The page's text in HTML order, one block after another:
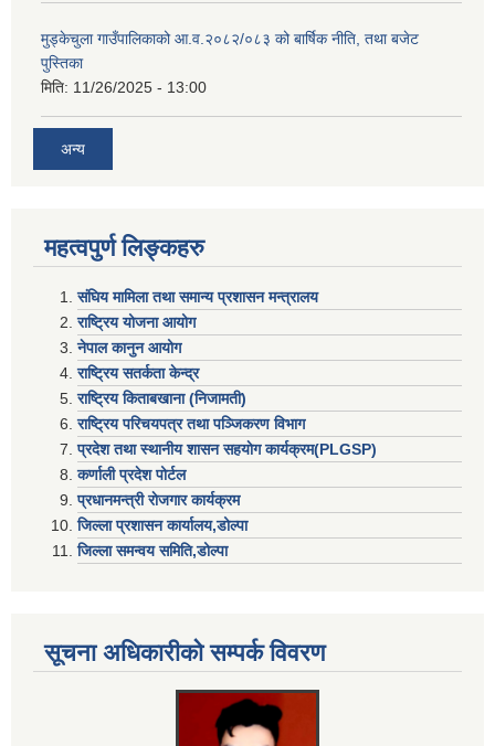
मुड्केचुला गाउँपालिकाको आ.व.२०८२/०८३ को बार्षिक नीति, तथा बजेट
पुस्तिका
मिति: 11/26/2025 - 13:00
अन्य
महत्वपुर्ण लिङ्कहरु
संघिय मामिला तथा समान्य प्रशासन मन्त्रालय
राष्ट्रिय योजना आयोग
नेपाल कानुन आयोग
राष्ट्रिय सतर्कता केन्द्र
राष्ट्रिय किताबखाना (निजामती)
राष्ट्रिय परिचयपत्र तथा पञ्जिकरण विभाग
प्रदेश तथा स्थानीय शासन सहयाेग कार्यक्रम(PLGSP)
कर्णाली प्रदेश पोर्टल
प्रधानमन्त्री राेजगार कार्यक्रम
जिल्ला प्रशासन कार्यालय,डोल्पा
जिल्ला समन्वय समिति,डोल्प
सूचना अधिकारीकाे सम्पर्क विवरण